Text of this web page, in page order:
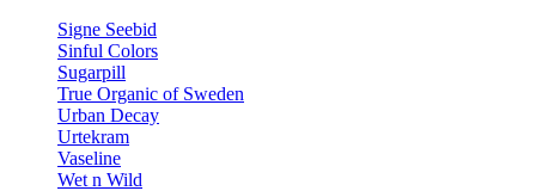
Signe Seebid
Sinful Colors
Sugarpill
True Organic of Sweden
Urban Decay
Urtekram
Vaseline
Wet n Wild